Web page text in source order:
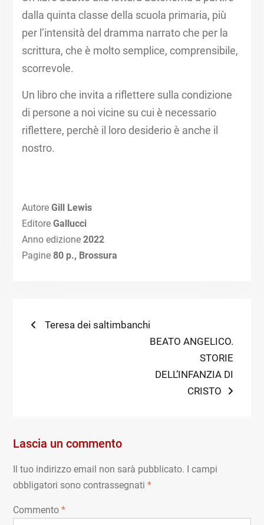
dalla quinta classe della scuola primaria, più
per l’intensità del dramma narrato che per la
scrittura, che è molto semplice, comprensibile,
scorrevole.
Un libro che invita a riflettere sulla condizione
di persone a noi vicine su cui è necessario
riflettere, perchè il loro desiderio è anche il
nostro.
AutoreGill Lewis
Editore Gallucci
Anno edizione 2022
Pagine 80 p., Brossura
Navigazione
Previous
Teresa dei saltimbanchi
Next
BEATO ANGELICO.
STORIE
DELL’INFANZIA DI
CRISTO
Lascia un commento
Il tuo indirizzo email non sarà pubblicato.
I campi
obbligatori sono contrassegnati *
Commento *